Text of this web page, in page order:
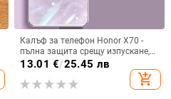
Калъф за телефон Honor X70 -
пълна защита срещу изпускане,
закалено стъкло, модел Аурора
13.01 €/25.45 лв
add_shopping_cart